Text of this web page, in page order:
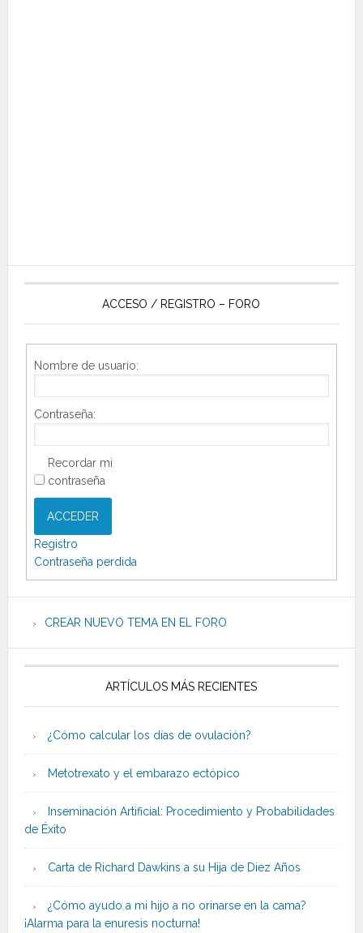
ACCESO / REGISTRO – FORO
Nombre de usuario:
Contraseña:
Recordar mi
contraseña
ACCEDER
Registro
Contraseña perdida
CREAR NUEVO TEMA EN EL FORO
ARTÍCULOS MÁS RECIENTES
¿Cómo calcular los días de ovulación?
Metotrexato y el embarazo ectópico
Inseminación Artificial: Procedimiento y Probabilidades
de Éxito
Carta de Richard Dawkins a su Hija de Diez Años
¿Cómo ayudo a mi hijo a no orinarse en la cama?
¡Alarma para la enuresis nocturna!